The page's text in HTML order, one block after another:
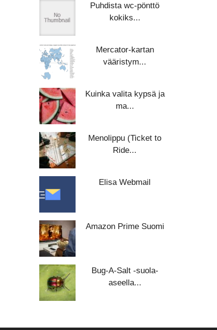
Puhdista wc-pönttö
kokiks...
Mercator-kartan
vääristym...
Kuinka valita kypsä ja
ma...
Menolippu (Ticket to
Ride...
Elisa Webmail
Amazon Prime Suomi
Bug-A-Salt -suola-
aseella...